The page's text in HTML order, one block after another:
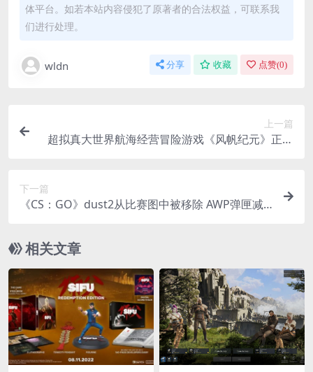
体平台。如若本站内容侵犯了原著者的合法权益，可联系我
们进行处理。
wldn 分享 收藏 点赞(0)
上一篇
超拟真大世界航海经营冒险游戏《风帆纪元》正式
下一篇
《CS：GO》dust2从比赛图中被移除 AWP弹匣减
相关文章